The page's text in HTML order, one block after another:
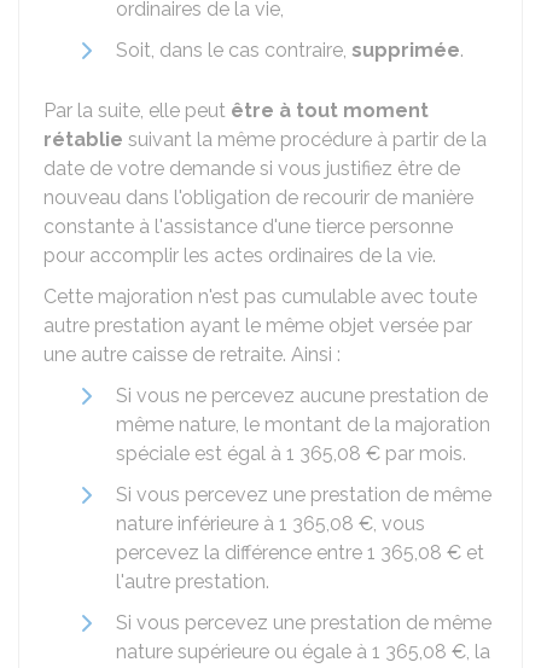
ordinaires de la vie,
Soit, dans le cas contraire, supprimée.
Par la suite, elle peut être à tout moment
rétablie suivant la même procédure à partir de la
date de votre demande si vous justifiez être de
nouveau dans l'obligation de recourir de manière
constante à l'assistance d'une tierce personne
pour accomplir les actes ordinaires de la vie.
Cette majoration n'est pas cumulable avec toute
autre prestation ayant le même objet versée par
une autre caisse de retraite. Ainsi :
Si vous ne percevez aucune prestation de
même nature, le montant de la majoration
spéciale est égal à 1 365,08 € par mois.
Si vous percevez une prestation de même
nature inférieure à 1 365,08 €, vous
percevez la différence entre 1 365,08 € et
l'autre prestation.
Si vous percevez une prestation de même
nature supérieure ou égale à 1 365,08 €, la